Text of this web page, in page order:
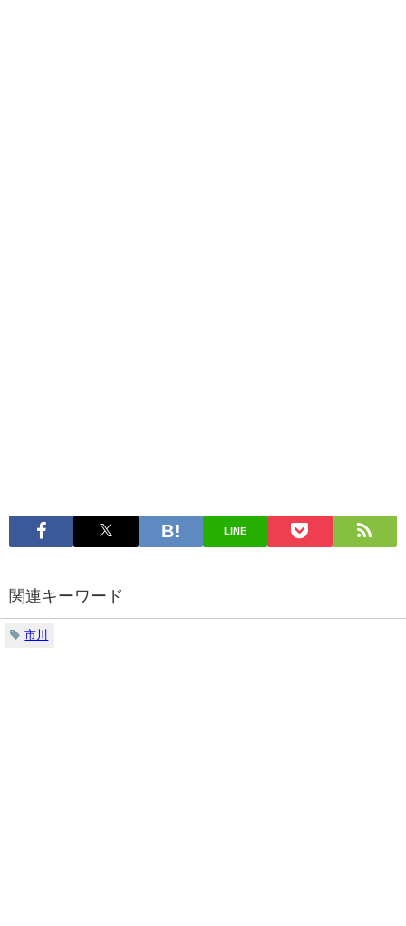
LINE
関連キーワード
市川